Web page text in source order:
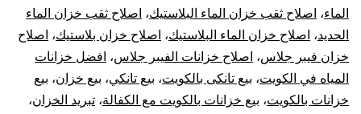
الماء، اصلاح ثقب خزان الماء البلاستيك، اصلاح ثقب خزان الماء
الحديد، اصلاح خزان الماء البلاستيك، اصلاح خزان بلاستيك، اصلاح
خزان فيبر جلاس، اصلاح خزانات الفيبر جلاس، افضل خزانات
المياه في الكويت، بيع تانكى بالكويت، بيع تانكي، بيع خزان، بيع
خزانات بالكويت، بيع خزانات بالكويت مع الكفالة، تبريد الخزان،